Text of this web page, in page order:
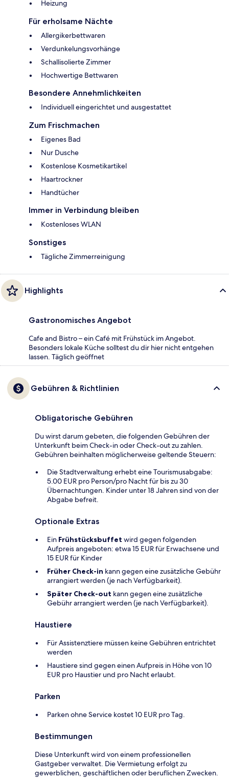
Heizung
Für erholsame Nächte
Allergikerbettwaren
Verdunkelungsvorhänge
Schallisolierte Zimmer
Hochwertige Bettwaren
Besondere Annehmlichkeiten
Individuell eingerichtet und ausgestattet
Zum Frischmachen
Eigenes Bad
Nur Dusche
Kostenlose Kosmetikartikel
Haartrockner
Handtücher
Immer in Verbindung bleiben
Kostenloses WLAN
Sonstiges
Tägliche Zimmerreinigung
Highlights
Gastronomisches Angebot
Cafe and Bistro – ein Café mit Frühstück im Angebot.
Besonders lokale Küche solltest du dir hier nicht entgehen
lassen. Täglich geöffnet
Gebühren & Richtlinien
Obligatorische Gebühren
Du wirst darum gebeten, die folgenden Gebühren der
Unterkunft beim Check-in oder Check-out zu zahlen.
Gebühren beinhalten möglicherweise geltende Steuern:
Die Stadtverwaltung erhebt eine Tourismusabgabe:
5.00 EUR pro Person/pro Nacht für bis zu 30
Übernachtungen. Kinder unter 18 Jahren sind von der
Abgabe befreit.
Optionale Extras
Ein Frühstücksbuffet wird gegen folgenden
Aufpreis angeboten: etwa 15 EUR für Erwachsene und
15 EUR für Kinder
Früher Check-in kann gegen eine zusätzliche Gebühr
arrangiert werden (je nach Verfügbarkeit).
Später Check-out kann gegen eine zusätzliche
Gebühr arrangiert werden (je nach Verfügbarkeit).
Haustiere
Für Assistenztiere müssen keine Gebühren entrichtet
werden
Haustiere sind gegen einen Aufpreis in Höhe von 10
EUR pro Haustier und pro Nacht erlaubt.
Parken
Parken ohne Service kostet 10 EUR pro Tag.
Bestimmungen
Diese Unterkunft wird von einem professionellen
Gastgeber verwaltet. Die Vermietung erfolgt zu
gewerblichen, geschäftlichen oder beruflichen Zwecken.